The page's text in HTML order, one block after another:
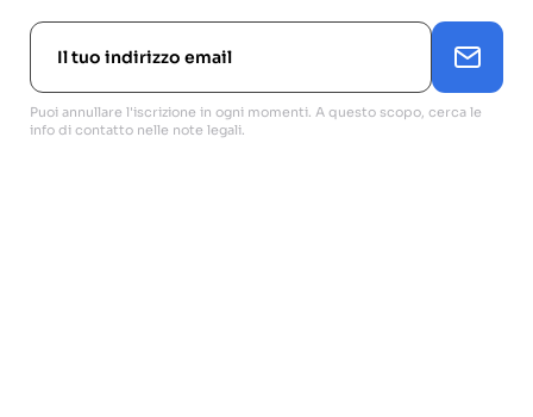
Puoi annullare l'iscrizione in ogni momenti. A questo scopo, cerca le
info di contatto nelle note legali.